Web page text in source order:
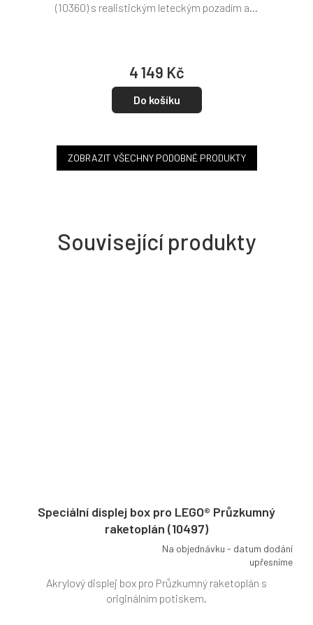
Související produkty
Speciální displej box pro LEGO® Průzkumný
raketoplán (10497)
produktu
Na objednávku - datum dodání
upřesníme
Akrylový displej box pro Průzkumný raketoplán s
originálním potiskem.
4 149 Kč
Do košíku
(10360) s realistickým leteckým pozadím a...
ZOBRAZIT VŠECHNY PODOBNÉ PRODUKTY